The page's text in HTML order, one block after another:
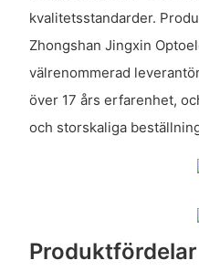
kvalitetsstandarder.
Zhongshan Jingxin
välrenommerad
över 17 års erfarenhet,
och storskaliga
Produktfördelar